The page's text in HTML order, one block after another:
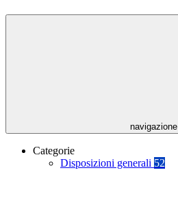
navigazione
Categorie
Disposizioni generali 52